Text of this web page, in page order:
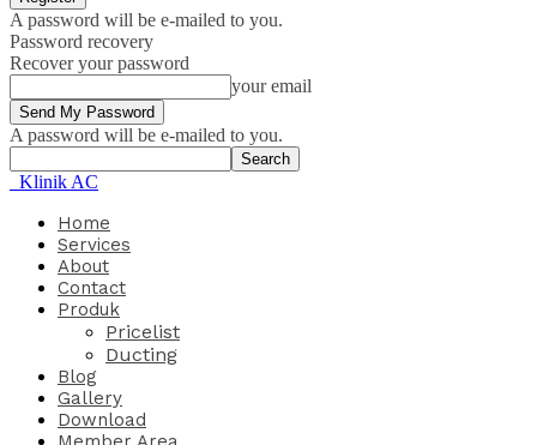
A password will be e-mailed to you.
Password recovery
Recover your password
your email
A password will be e-mailed to you.
Klinik AC
Home
Services
About
Contact
Produk
Pricelist
Ducting
Blog
Gallery
Download